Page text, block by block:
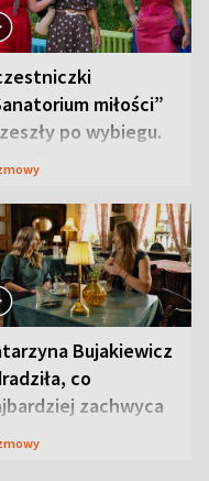
miłości”
po wybiegu.
stylizacje
Bujakiewicz
co
zachwyca
Lublinie